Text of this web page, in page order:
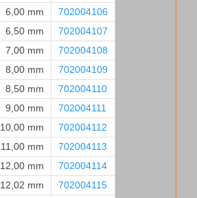
6,00 mm
702004106
6,50 mm
702004107
7,00 mm
702004108
8,00 mm
702004109
8,50 mm
702004110
9,00 mm
702004111
10,00 mm
702004112
11,00 mm
702004113
12,00 mm
702004114
12,02 mm
702004115